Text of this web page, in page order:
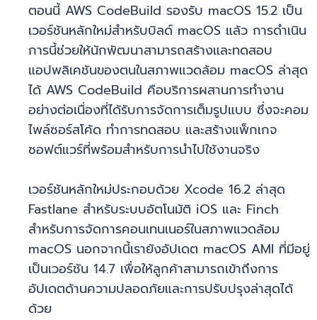
ตอนนี้ AWS CodeBuild รองรับ macOS 15.2 เป็น
เวอร์ชันหลักใหม่สำหรับบิลด์ macOS แล้ว การดำเนิน
การนี้ช่วยให้นักพัฒนาสามารถสร้างและทดสอบ
แอปพลิเคชันของตนในสภาพแวดล้อม macOS ล่าสุด
ได้ AWS CodeBuild คือบริการผสานการทำงาน
อย่างต่อเนื่องที่ได้รับการจัดการเต็มรูปแบบ ซึ่งจะคอม
ไพล์ซอร์สโค้ด ทำการทดสอบ และสร้างแพ็กเกจ
ซอฟต์แวร์ที่พร้อมสำหรับการนำไปใช้งานจริง
เวอร์ชันหลักใหม่ประกอบด้วย Xcode 16.2 ล่าสุด
Fastlane สำหรับระบบอัตโนมัติ iOS และ Finch
สำหรับการจัดการคอนเทนเนอร์ในสภาพแวดล้อม
macOS นอกจากนี้เรายังอัปเดต macOS AMI ที่มีอยู่
เป็นเวอร์ชัน 14.7 เพื่อให้ลูกค้าสามารถเข้าถึงการ
อัปเดตด้านความปลอดภัยและการปรับปรุงล่าสุดได้
ด้วย